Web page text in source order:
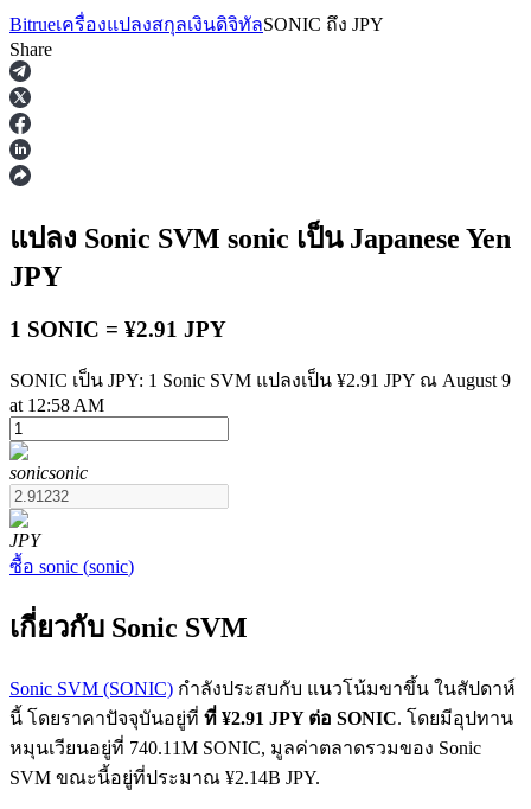
ฟิวเจอร์ส
ฟิวเจอร์สที่ใช้ USDT เป็นหลักประกัน
ฟิวเจอร์ส COIN-M
ฟิวเจอร์สสกุลเงินดิจิทัล
Bitrueเครื่องแปลงสกุลเงินดิจิทัลSONIC ถึง JPY
Share
แปลง Sonic SVM sonic เป็น Japanese Yen
JPY
1 SONIC = ¥2.91 JPY
SONIC เป็น JPY: 1 Sonic SVM แปลงเป็น ¥2.91 JPY ณ August 9
at 12:58 AM
sonicsonic
JPY
ซื้อ sonic (sonic)
เกี่ยวกับ Sonic SVM
Sonic SVM (SONIC) กำลังประสบกับ แนวโน้มขาขึ้น ในสัปดาห์
นี้ โดยราคาปัจจุบันอยู่ที่ ที่ ¥2.91 JPY ต่อ SONIC. โดยมีอุปทาน
หมุนเวียนอยู่ที่ 740.11M SONIC, มูลค่าตลาดรวมของ Sonic
SVM ขณะนี้อยู่ที่ประมาณ ¥2.14B JPY.